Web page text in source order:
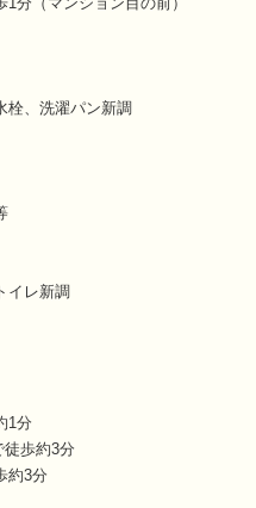
栓、洗濯パン新調
イレ新調
1分
徒歩約3分
約3分